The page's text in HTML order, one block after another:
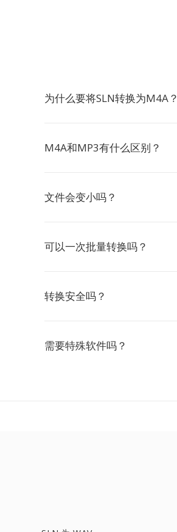
为什么要将SLN转换为M4A？
M4A和MP3有什么区别？
文件会变小吗？
可以一次批量转换吗？
转换安全吗？
需要特殊软件吗？